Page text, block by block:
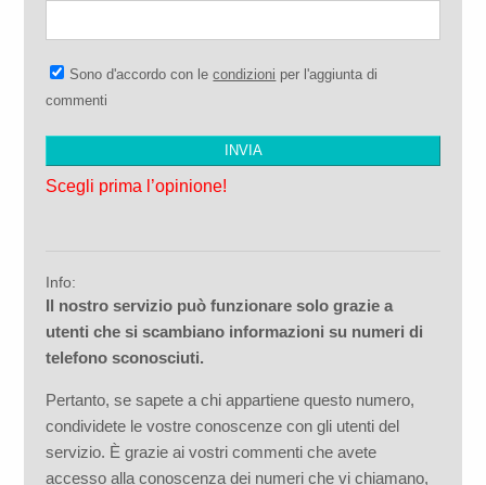
Sono d'accordo con lecondizioni per l'aggiunta di
commenti
Scegli prima l’opinione!
Info:
Il nostro servizio può funzionare solo grazie a
utenti che si scambiano informazioni su numeri di
telefono sconosciuti.
Pertanto, se sapete a chi appartiene questo numero,
condividete le vostre conoscenze con gli utenti del
servizio. È grazie ai vostri commenti che avete
accesso alla conoscenza dei numeri che vi chiamano,